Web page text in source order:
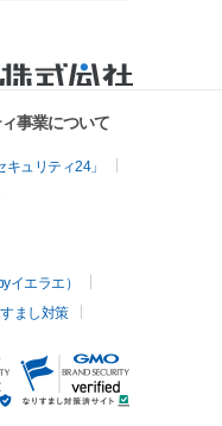
事業について
ュリティ24」
イエラエ）
まし対策